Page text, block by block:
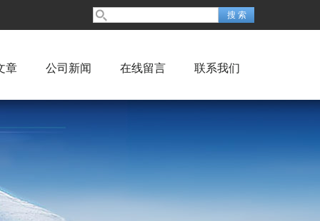
章 公司新闻 在线留言 联系我们